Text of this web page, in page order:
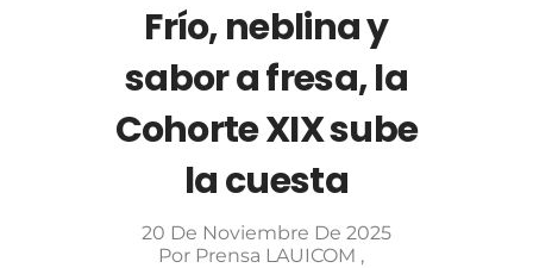
Frío, neblina y
sabor a fresa, la
Cohorte XIX sube
la cuesta
20 De Noviembre De 2025
Por Prensa LAUICOM